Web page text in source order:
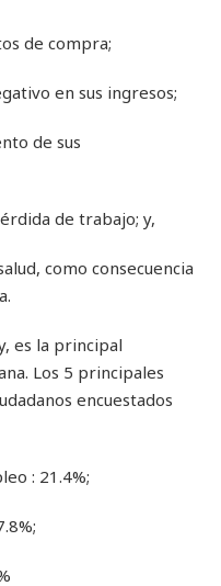
de compra;
en sus ingresos;
de sus
de trabajo; y,
como consecuencia
es la principal
Los 5 principales
encuestados
: 21.4%;